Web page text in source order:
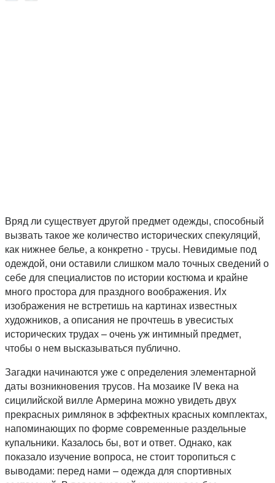
Вряд ли существует другой предмет одежды, способный
вызвать такое же количество исторических спекуляций,
как нижнее белье, а конкретно - трусы. Невидимые под
одеждой, они оставили слишком мало точных сведений о
себе для специалистов по истории костюма и крайне
много простора для праздного воображения. Их
изображения не встретишь на картинах известных
художников, а описания не прочтешь в увесистых
исторических трудах – очень уж интимный предмет,
чтобы о нем высказываться публично.
Загадки начинаются уже с определения элементарной
даты возникновения трусов. На мозаике IV века на
сицилийской вилле Армерина можно увидеть двух
прекрасных римлянок в эффектных красных комплектах,
напоминающих по форме современные раздельные
купальники. Казалось бы, вот и ответ. Однако, как
показало изучение вопроса, не стоит торопиться с
выводами: перед нами – одежда для спортивных